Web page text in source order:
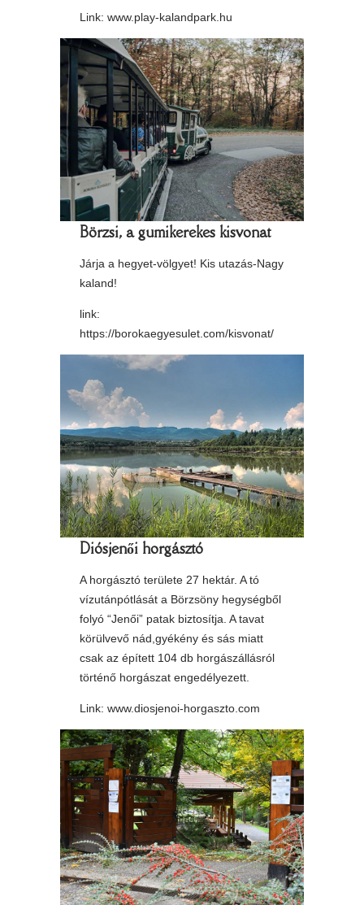
Link: www.play-kalandpark.hu
Börzsi, a gumikerekes kisvonat
Járja a hegyet-völgyet! Kis utazás-Nagy
kaland!
link:
https://borokaegyesulet.com/kisvonat/
Diósjenői horgásztó
A horgásztó területe 27 hektár. A tó
vízutánpótlását a Börzsöny hegységből
folyó “Jenői” patak biztosítja. A tavat
körülvevő nád,gyékény és sás miatt
csak az épített 104 db horgászállásról
történő horgászat engedélyezett.
Link: www.diosjenoi-horgaszto.com